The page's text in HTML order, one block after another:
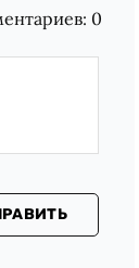
0